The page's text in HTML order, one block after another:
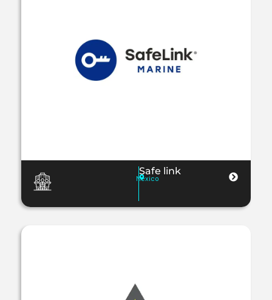
Safe link
Mexico